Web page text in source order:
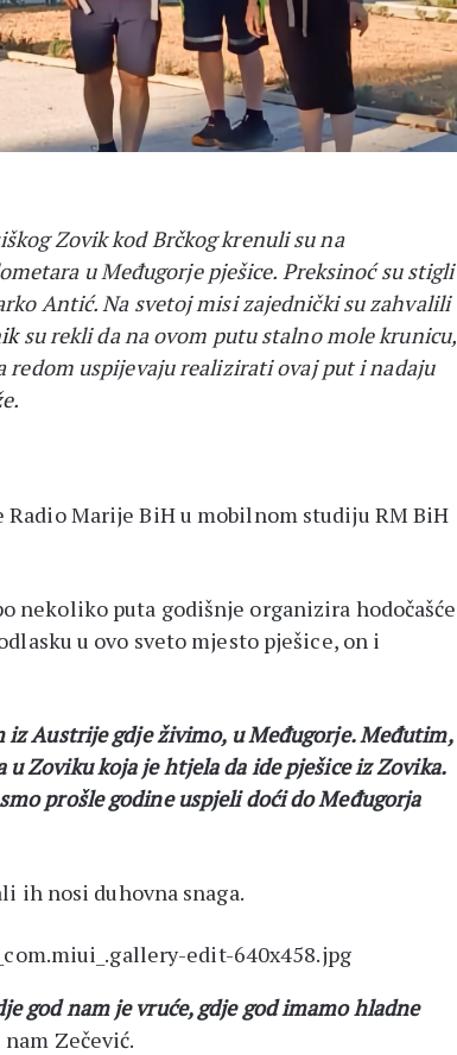
Zovik kod Brčkog krenuli su na
u Međugorje pješice. Preksinoć su stigli
Antić. Na svetoj misi zajednički su zahvalili
su rekli da na ovom putu stalno mole krunicu,
redom uspijevaju realizirati ovaj put i nadaju
Marije BiH u mobilnom studiju RM BiH
nekoliko puta godišnje organizira hodočašće
u ovo sveto mjesto pješice, on i
iz Austrije gdje živimo, u Međugorje. Međutim,
Zoviku koja je htjela da ide pješice iz Zovika.
prošle godine uspjeli doći do Međugorja
ih nosi duhovna snaga.
god nam je vruće, gdje god imamo hladne
nam Zečević.
kolovoza